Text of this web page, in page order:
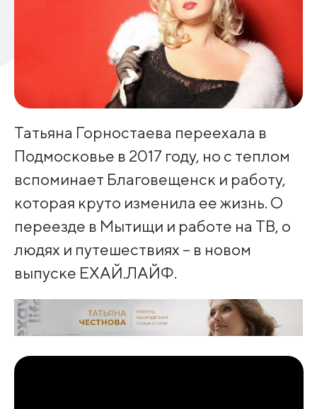
Татьяна Горностаева переехала в
Подмосковье в 2017 году, но с теплом
вспоминает Благовещенск и работу,
которая круто изменила ее жизнь. О
переезде в Мытищи и работе на ТВ, о
людях и путешествиях – в новом
выпуске ЕХАЙ.ЛАЙФ.